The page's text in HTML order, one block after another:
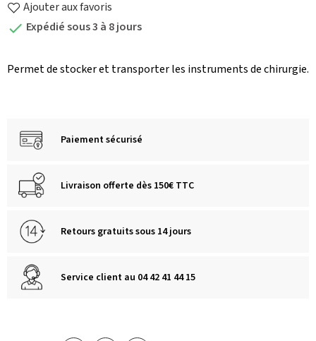
Ajouter aux favoris
 Expédié sous 3 à 8 jours
Permet de stocker et transporter les instruments de chirurgie.
Paiement sécurisé
Livraison offerte dès 150€ TTC
Retours gratuits sous 14 jours
Service client au 04 42 41 44 15